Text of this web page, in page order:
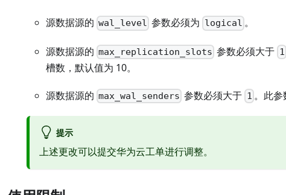
源数据源的 wal_level 参数必须为 logical 。
源数据源的 max_replication_slots 参数必须大于 1
槽数，默认值为 10。
源数据源的 max_wal_senders 参数必须大于 1 。此参
提示
上述更改可以提交华为云工单进行调整。